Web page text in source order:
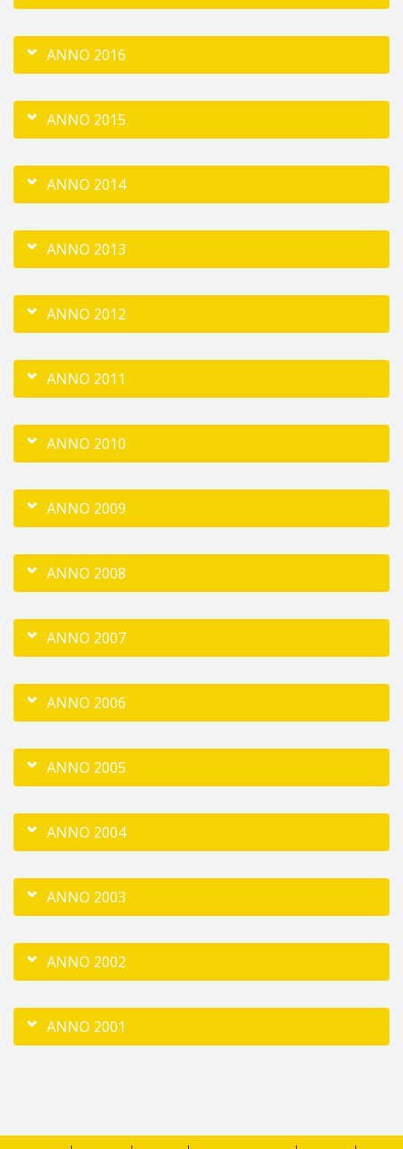
ANNO 2016
ANNO 2015
ANNO 2014
ANNO 2013
ANNO 2012
ANNO 2011
ANNO 2010
ANNO 2009
ANNO 2008
ANNO 2007
ANNO 2006
ANNO 2005
ANNO 2004
ANNO 2003
ANNO 2002
ANNO 2001